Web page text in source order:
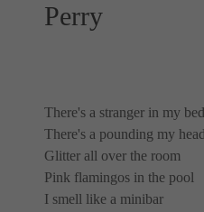
Perry
There's a stranger in my bed
There's a pounding my head
Glitter all over the room
Pink flamingos in the pool
I smell like a minibar